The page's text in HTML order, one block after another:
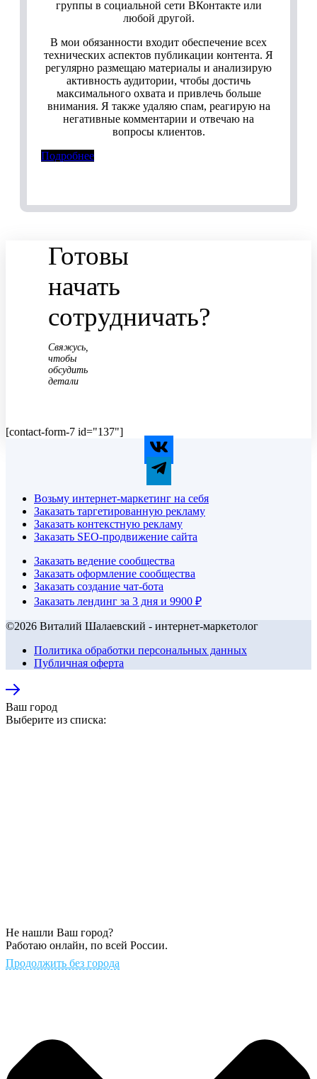
группы в социальной сети ВКонтакте или
любой другой.
В мои обязанности входит обеспечение всех
технических аспектов публикации контента. Я
регулярно размещаю материалы и анализирую
активность аудитории, чтобы достичь
максимального охвата и привлечь больше
внимания. Я также удаляю спам, реагирую на
негативные комментарии и отвечаю на
вопросы клиентов.
Подробнее
Готовы
начать
сотрудничать?
Свяжусь,
чтобы
обсудить
детали
[contact-form-7 id="137"]
Возьму интернет-маркетинг на себя
Заказать таргетированную рекламу
Заказать контекстную рекламу
Заказать SEO-продвижение сайта
Заказать ведение сообщества
Заказать оформление сообщества
Заказать создание чат-бота
Заказать лендинг за 3 дня и 9900 ₽
©2026 Виталий Шалаевский - интернет-маркетолог
Политика обработки персональных данных
Публичная оферта
Ваш город
Выберите из списка:
Не нашли Ваш город?
Работаю онлайн, по всей России.
Продолжить без города